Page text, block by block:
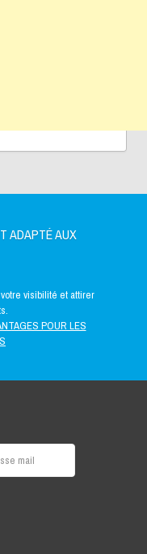
ADAPTÉ AUX
visibilité et attirer
POUR LES